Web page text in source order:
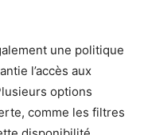
une politique
l’accès aux
options
comme les filtres